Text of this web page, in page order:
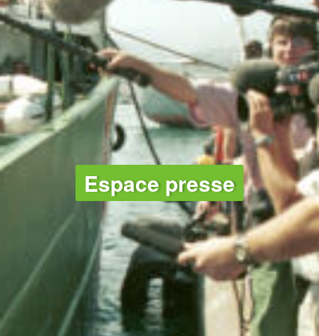
Espace presse